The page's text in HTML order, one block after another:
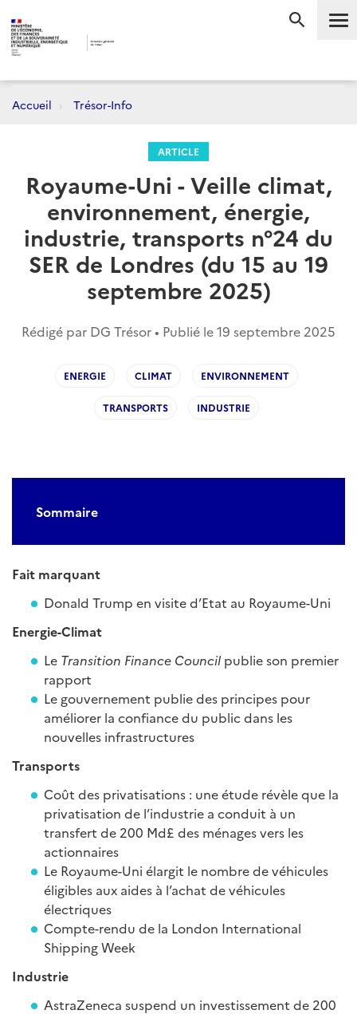
Accueil Trésor-Info
ARTICLE
Royaume-Uni - Veille climat,
environnement, énergie,
industrie, transports n°24 du
SER de Londres (du 15 au 19
septembre 2025)
Rédigé par DG Trésor • Publié le19 septembre 2025
ENERGIE CLIMAT ENVIRONNEMENT
TRANSPORTS INDUSTRIE
Sommaire
Fait marquant
Donald Trump en visite d’Etat au Royaume-Uni
Energie-Climat
Le Transition Finance Council publie son premier
rapport
Le gouvernement publie des principes pour
améliorer la confiance du public dans les
nouvelles infrastructures
Transports
Coût des privatisations : une étude révèle que la
privatisation de l’industrie a conduit à un
transfert de 200 Md£ des ménages vers les
actionnaires
Le Royaume-Uni élargit le nombre de véhicules
éligibles aux aides à l’achat de véhicules
électriques
Compte-rendu de la London International
Shipping Week
Industrie
AstraZeneca suspend un investissement de 200